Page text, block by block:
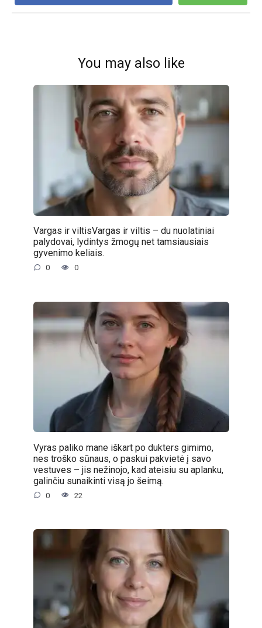
You may also like
Vargas ir viltisVargas ir viltis – du nuolatiniai
palydovai, lydintys žmogų net tamsiausiais
gyvenimo keliais.
0 0
Vyras paliko mane iškart po dukters gimimo,
nes troško sūnaus, o paskui pakvietė į savo
vestuves – jis nežinojo, kad ateisiu su aplanku,
galinčiu sunaikinti visą jo šeimą.
0 22